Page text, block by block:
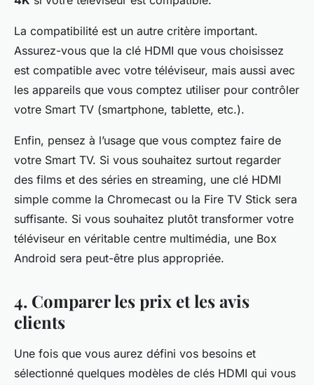
La compatibilité est un autre critère important.
Assurez-vous que la clé HDMI que vous choisissez
est compatible avec votre téléviseur, mais aussi avec
les appareils que vous comptez utiliser pour contrôler
votre Smart TV (smartphone, tablette, etc.).
Enfin, pensez à l’usage que vous comptez faire de
votre Smart TV. Si vous souhaitez surtout regarder
des films et des séries en streaming, une clé HDMI
simple comme la Chromecast ou la Fire TV Stick sera
suffisante. Si vous souhaitez plutôt transformer votre
téléviseur en véritable centre multimédia, une Box
Android sera peut-être plus appropriée.
4. Comparer les prix et les avis
clients
Une fois que vous aurez défini vos besoins et
sélectionné quelques modèles de clés HDMI qui vous